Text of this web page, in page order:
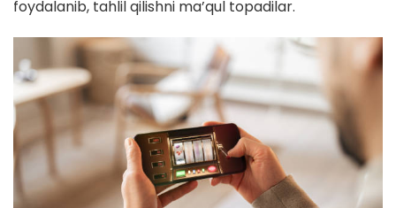
foydalanib, tahlil qilishni ma’qul topadilar.